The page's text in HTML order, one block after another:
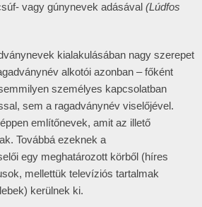
vagy gúnynevek adásával (Lúdfos
kialakulásában nagy szerepet
alkotói azonban – főként
személyes kapcsolatban
sem a ragadványnév viselőjével.
említőnevek, amit az illető
Továbbá ezeknek a
egy meghatározott körből (híres
mellettük televíziós tartalmak
kerülnek ki.